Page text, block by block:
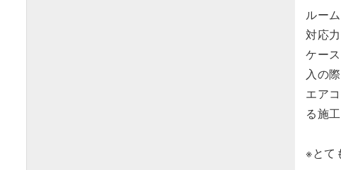
ルー
対応
ケー
入の
エア
る施
※とて